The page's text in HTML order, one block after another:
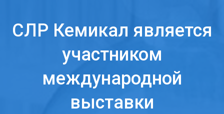
СЛР Кемикал является
участником
международной
выставки